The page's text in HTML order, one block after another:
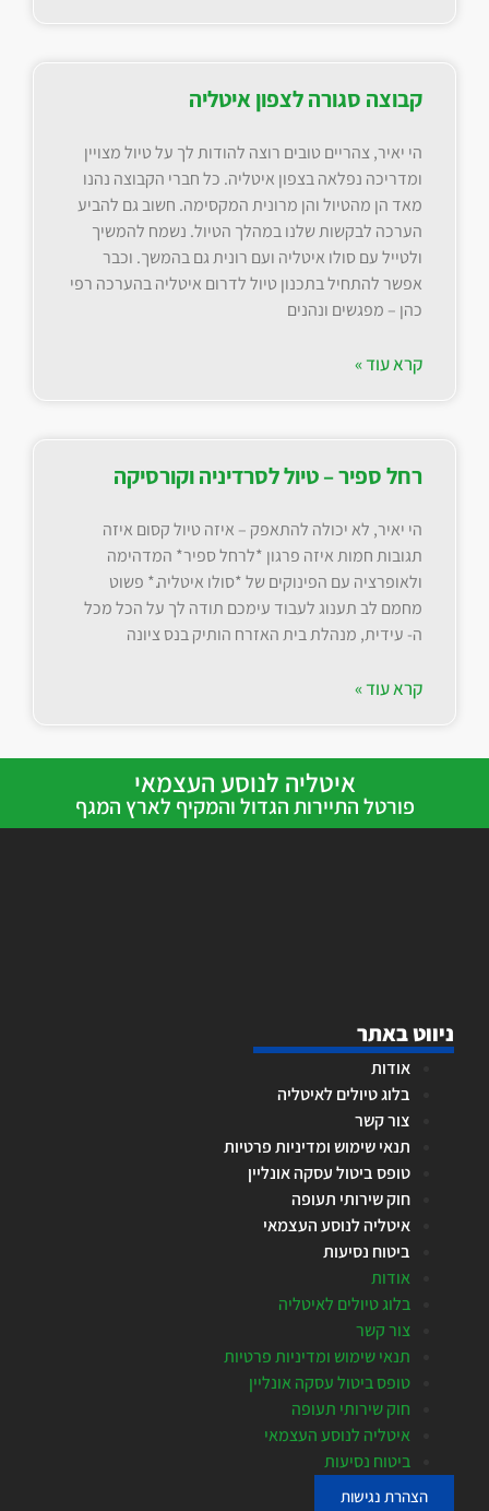
קבוצה סגורה לצפון איטליה
הי יאיר, צהריים טובים רוצה להודות לך על טיול מצויין
ומדריכה נפלאה בצפון איטליה. כל חברי הקבוצה נהנו
מאד הן מהטיול והן מרונית המקסימה. חשוב גם להביע
הערכה לבקשות שלנו במהלך הטיול. נשמח להמשיך
ולטייל עם סולו איטליה ועם רונית גם בהמשך. וכבר
אפשר להתחיל בתכנון טיול לדרום איטליה בהערכה רפי
כהן – מפגשים ונהנים
קרא עוד »
רחל ספיר – טיול לסרדיניה וקורסיקה
הי יאיר, לא יכולה להתאפק – איזה טיול קסום איזה
תגובות חמות איזה פרגון *לרחל ספיר* המדהימה
ולאופרציה עם הפינוקים של *סולו איטליה.* פשוט
מחמם לב תענוג לעבוד עימכם תודה לך על הכל מכל
ה- עידית, מנהלת בית האזרח הותיק בנס ציונה
קרא עוד »
איטליה לנוסע העצמאי
פורטל התיירות הגדול והמקיף לארץ המגף
ניווט באתר
אודות
בלוג טיולים לאיטליה
צור קשר
תנאי שימוש ומדיניות פרטיות
טופס ביטול עסקה אונליין
חוק שירותי תעופה
איטליה לנוסע העצמאי
ביטוח נסיעות
אודות
בלוג טיולים לאיטליה
צור קשר
תנאי שימוש ומדיניות פרטיות
טופס ביטול עסקה אונליין
חוק שירותי תעופה
איטליה לנוסע העצמאי
ביטוח נסיעות
הצהרת נגישות